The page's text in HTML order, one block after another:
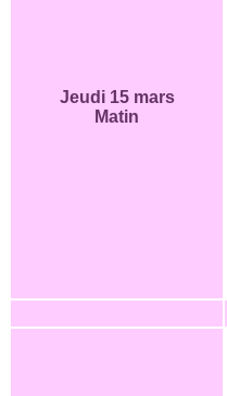
Jeudi 15 mars
Matin